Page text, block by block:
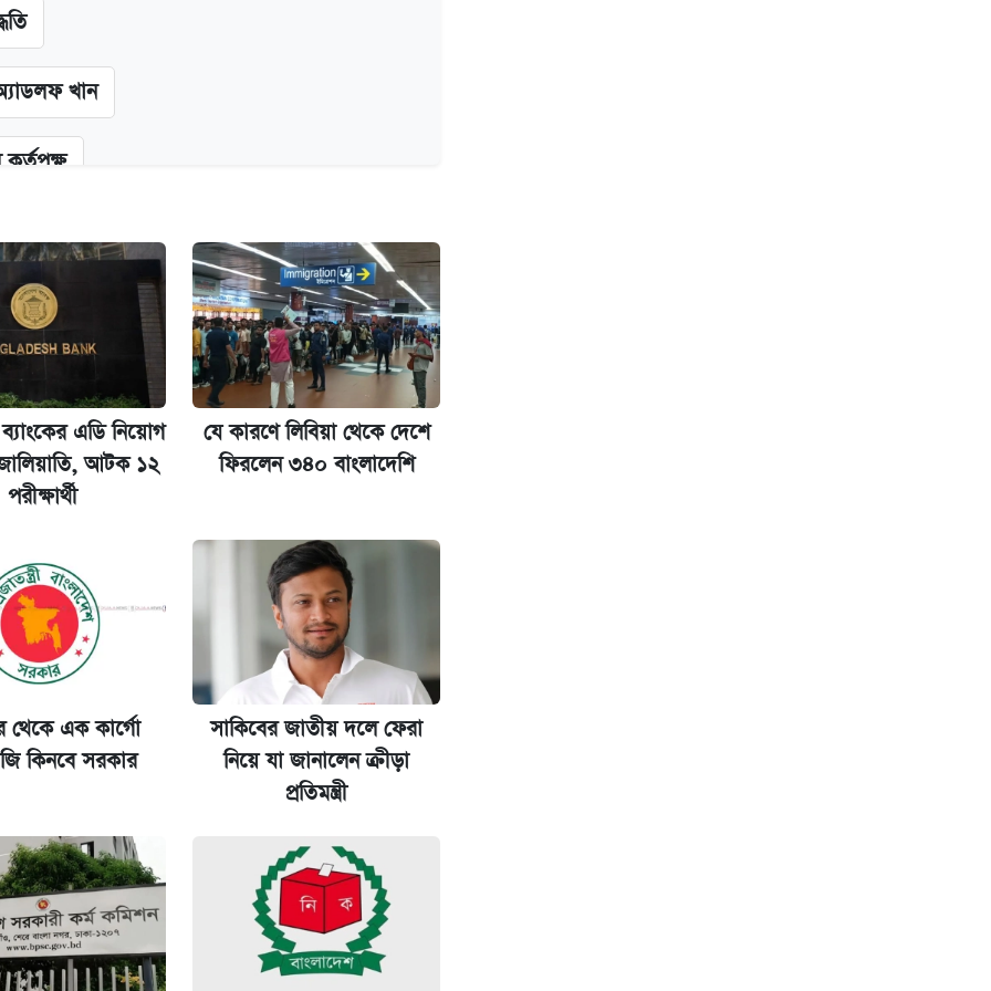
খান
দাম ও ফিচার
যা
শুরু, আবেদন ১২ আগস্ট পর্যন্ত
এডি নিয়োগ
আটক ১২
পরীক্ষার্থী
যে কারণে লিবিয়া থেকে দেশে
ফিরলেন ৩৪০ বাংলাদেশি
থেকে এক কার্গো
কিনবে সরকার
সাকিবের জাতীয় দলে ফেরা
নিয়ে যা জানালেন ক্রীড়া
প্রতিমন্ত্রী